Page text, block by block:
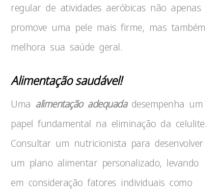
regular de atividades aeróbicas não apenas
promove uma pele mais firme, mas também
melhora sua saúde geral.
Alimentação saudável!
Uma alimentação adequadadesempenha um
papel fundamental na eliminação da celulite.
Consultar um nutricionista para desenvolver
um plano alimentar personalizado, levando
em consideração fatores individuais como